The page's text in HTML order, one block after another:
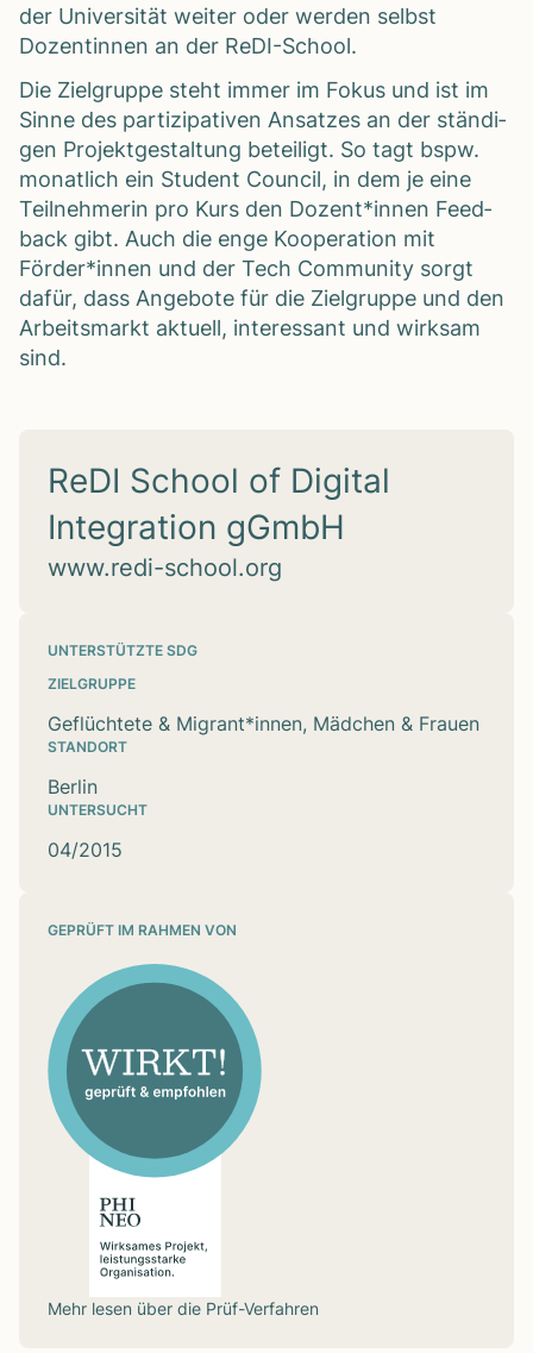
der Uni­ver­si­tät wei­ter oder wer­den selbst
Dozen­tin­nen an der ReDI-School.
Die Ziel­gruppe steht immer im Fokus und ist im
Sinne des par­ti­zi­pa­ti­ven Ansat­zes an der stän­di­
gen Pro­jekt­ge­stal­tung betei­ligt. So tagt bspw.
monat­lich ein Stu­dent Coun­cil, in dem je eine
Teil­neh­me­rin pro Kurs den Dozent*innen Feed­
back gibt. Auch die enge Koope­ra­tion mit
Förder*innen und der Tech Com­mu­nity sorgt
dafür, dass Ange­bote für die Ziel­gruppe und den
Arbeits­markt aktu­ell, inter­es­sant und wirk­sam
sind.
ReDI School of Digital
Integration gGmbH
www.redi-school.org
UNTERSTÜTZTE SDG
ZIELGRUPPE
Geflüchtete & Migrant*innen, Mädchen & Frauen
STANDORT
Berlin
UNTERSUCHT
04/2015
GEPRÜFT IM RAHMEN VON
Mehr lesen über die Prüf-Verfahren